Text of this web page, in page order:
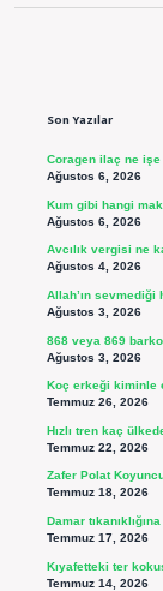
Son Yazılar
Coragen ilaç ne
Ağustos 6, 2026
Kum gibi hangi
Ağustos 6, 2026
Avcılık vergisi ne
Ağustos 4, 2026
Allah’ın
Ağustos 3, 2026
868 veya 869
Ağustos 3, 2026
Koç erkeği kiminle
Temmuz 26, 2026
Hızlı tren kaç
Temmuz 22, 2026
Zafer Polat
Temmuz 18, 2026
Damar
Temmuz 17, 2026
Kıyafetteki ter
Temmuz 14, 2026